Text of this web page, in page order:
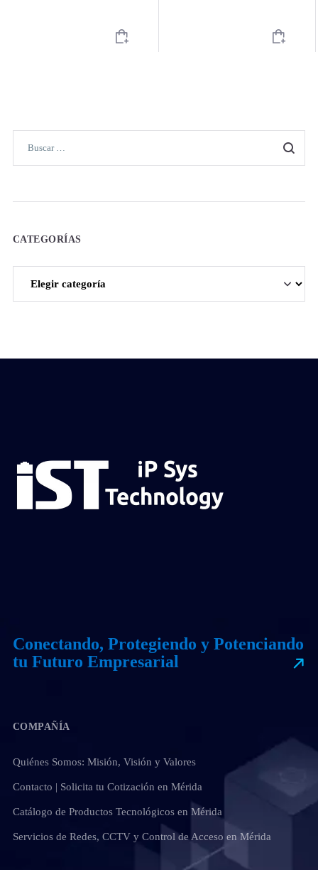
CATEGORÍAS
Conectando, Protegiendo y Potenciando
tu Futuro Empresarial
COMPAÑÍA
Quiénes Somos: Misión, Visión y Valores
Contacto | Solicita tu Cotización en Mérida
Catálogo de Productos Tecnológicos en Mérida
Servicios de Redes, CCTV y Control de Acceso en Mérida